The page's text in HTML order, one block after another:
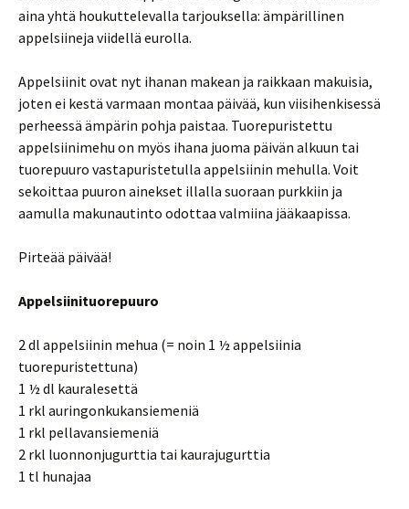
aina yhtä houkuttelevalla tarjouksella: ämpärillinen
appelsiineja viidellä eurolla.
Appelsiinit ovat nyt ihanan makean ja raikkaan makuisia,
joten ei kestä varmaan montaa päivää, kun viisihenkisessä
perheessä ämpärin pohja paistaa. Tuorepuristettu
appelsiinimehu on myös ihana juoma päivän alkuun tai
tuorepuuro vastapuristetulla appelsiinin mehulla. Voit
sekoittaa puuron ainekset illalla suoraan purkkiin ja
aamulla makunautinto odottaa valmiina jääkaapissa.
Pirteää päivää!
Appelsiinituorepuuro
2 dl appelsiinin mehua (= noin 1 ½ appelsiinia
tuorepuristettuna)
1 ½ dl kauralesettä
1 rkl auringonkukansiemeniä
1 rkl pellavansiemeniä
2 rkl luonnonjugurttia tai kaurajugurttia
1 tl hunajaa